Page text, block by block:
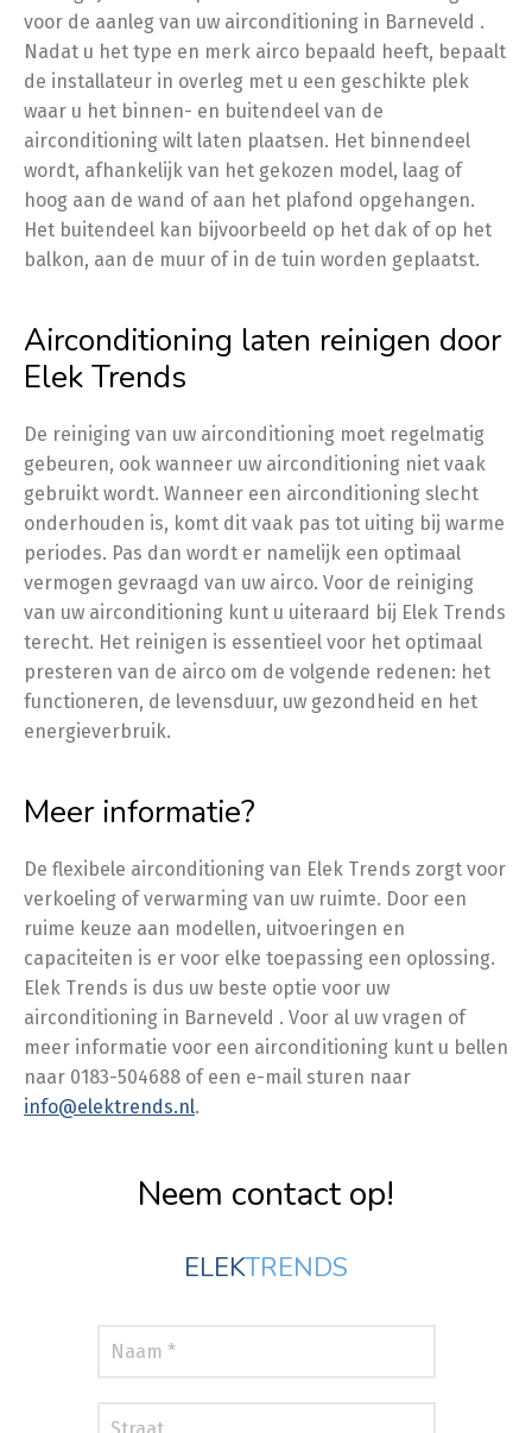
voor de aanleg van uw airconditioning in Barneveld .
Nadat u het type en merk airco bepaald heeft, bepaalt
de installateur in overleg met u een geschikte plek
waar u het binnen- en buitendeel van de
airconditioning wilt laten plaatsen. Het binnendeel
wordt, afhankelijk van het gekozen model, laag of
hoog aan de wand of aan het plafond opgehangen.
Het buitendeel kan bijvoorbeeld op het dak of op het
balkon, aan de muur of in de tuin worden geplaatst.
Airconditioning laten reinigen door
Elek Trends
De reiniging van uw airconditioning moet regelmatig
gebeuren, ook wanneer uw airconditioning niet vaak
gebruikt wordt. Wanneer een airconditioning slecht
onderhouden is, komt dit vaak pas tot uiting bij warme
periodes. Pas dan wordt er namelijk een optimaal
vermogen gevraagd van uw airco. Voor de reiniging
van uw airconditioning kunt u uiteraard bij Elek Trends
terecht. Het reinigen is essentieel voor het optimaal
presteren van de airco om de volgende redenen: het
functioneren, de levensduur, uw gezondheid en het
energieverbruik.
Meer informatie?
De flexibele airconditioning van Elek Trends zorgt voor
verkoeling of verwarming van uw ruimte. Door een
ruime keuze aan modellen, uitvoeringen en
capaciteiten is er voor elke toepassing een oplossing.
Elek Trends is dus uw beste optie voor uw
airconditioning in Barneveld . Voor al uw vragen of
meer informatie voor een airconditioning kunt u bellen
naar 0183-504688 of een e-mail sturen naar
info@elektrends.nl.
Neem contact op!
ELEKTRENDS